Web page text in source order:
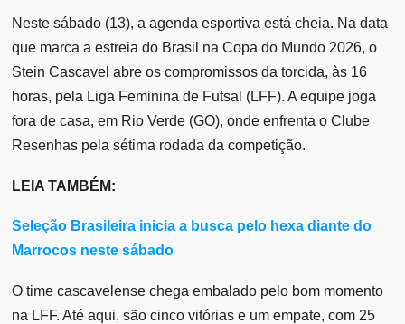
Neste sábado (13), a agenda esportiva está cheia. Na data
que marca a estreia do Brasil na Copa do Mundo 2026, o
Stein Cascavel abre os compromissos da torcida, às 16
horas, pela Liga Feminina de Futsal (LFF). A equipe joga
fora de casa, em Rio Verde (GO), onde enfrenta o Clube
Resenhas pela sétima rodada da competição.
LEIA TAMBÉM:
Seleção Brasileira inicia a busca pelo hexa diante do
Marrocos neste sábado
O time cascavelense chega embalado pelo bom momento
na LFF. Até aqui, são cinco vitórias e um empate, com 25